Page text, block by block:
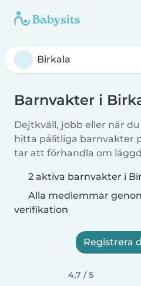
Barnvakter i
Dejtkväll, jobb eller när
hitta pålitliga barnvakter
tar att förhandla om
2 aktiva barnvakter i
Alla medlemmar
verifikation
Registrera
4,7 / 5